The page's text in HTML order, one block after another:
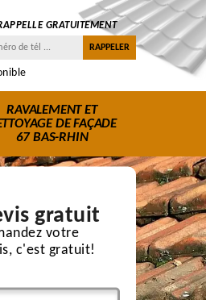
GRATUITEMENT
RAVALEMENT ET
DE FAÇADE
67 BAS-RHIN
gratuit
votre
c'est gratuit!